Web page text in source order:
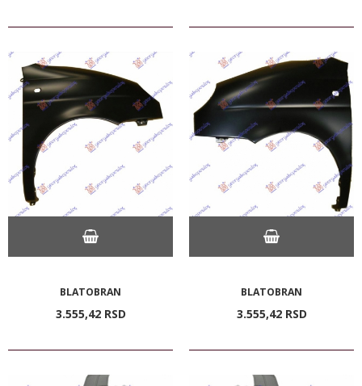
BLATOBRAN
3.555,42 RSD
BLATOBRAN
3.555,42 RSD